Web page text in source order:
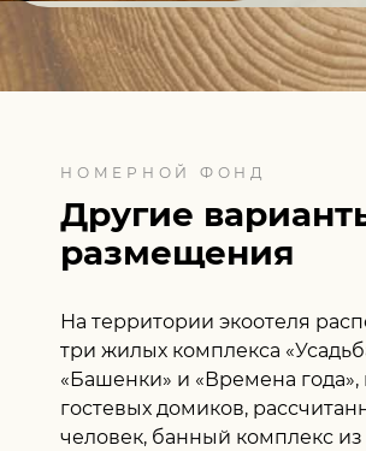
НОМЕРНОЙ ФОНД
Другие
размещения
На территории экоотеля
три жилых комплекса
«Башенки» и «Времена года»,
гостевых домиков,
человек, банный комплекс из